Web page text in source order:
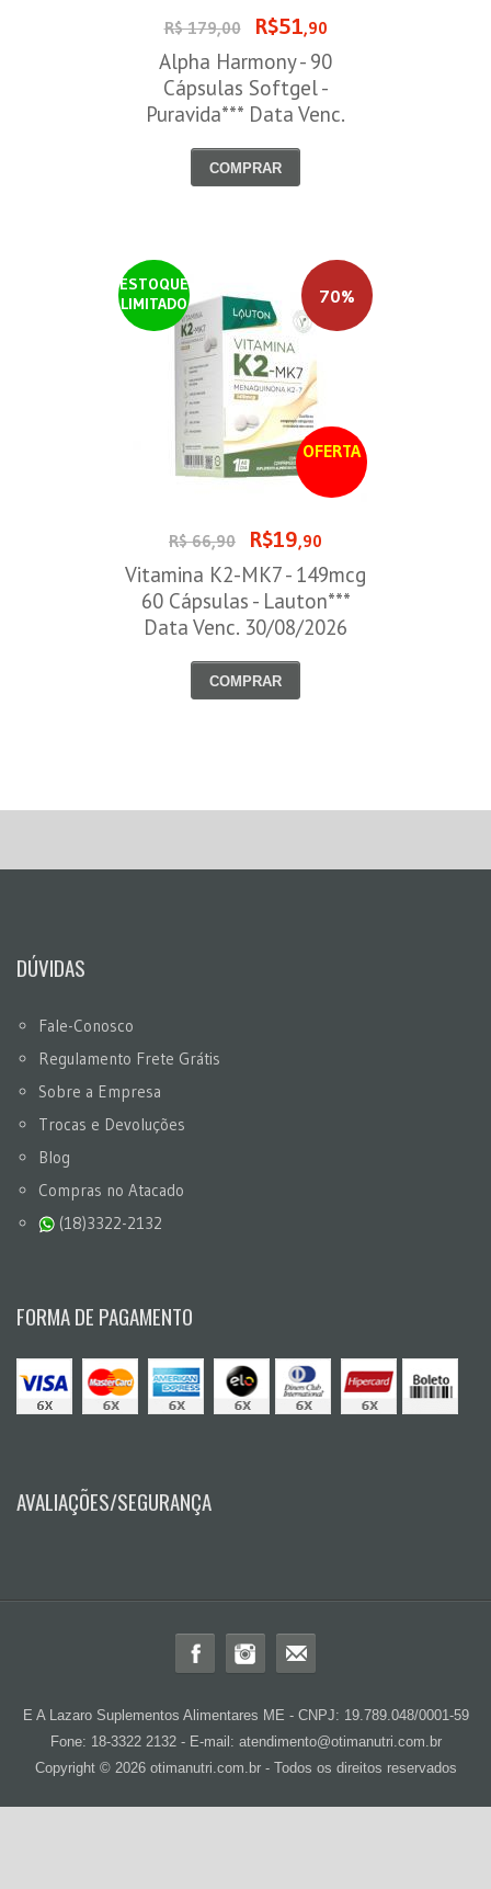
R$ 179,00 R$51,90
Alpha Harmony - 90
Cápsulas Softgel -
Puravida*** Data Venc.
COMPRAR
ESTOQUE
LIMITADO
OFERTA
70%
R$ 66,90 R$19,90
Vitamina K2-MK7 - 149mcg
60 Cápsulas - Lauton***
Data Venc. 30/08/2026
COMPRAR
DÚVIDAS
Fale-Conosco
Regulamento Frete Grátis
Sobre a Empresa
Trocas e Devoluções
Blog
Compras no Atacado
(18)3322-2132
FORMA DE PAGAMENTO
AVALIAÇÕES/SEGURANÇA
E A Lazaro Suplementos Alimentares ME - CNPJ: 19.789.048/0001-59
Fone: 18-3322 2132 - E-mail: atendimento@otimanutri.com.br
Copyright © 2026 otimanutri.com.br - Todos os direitos reservados